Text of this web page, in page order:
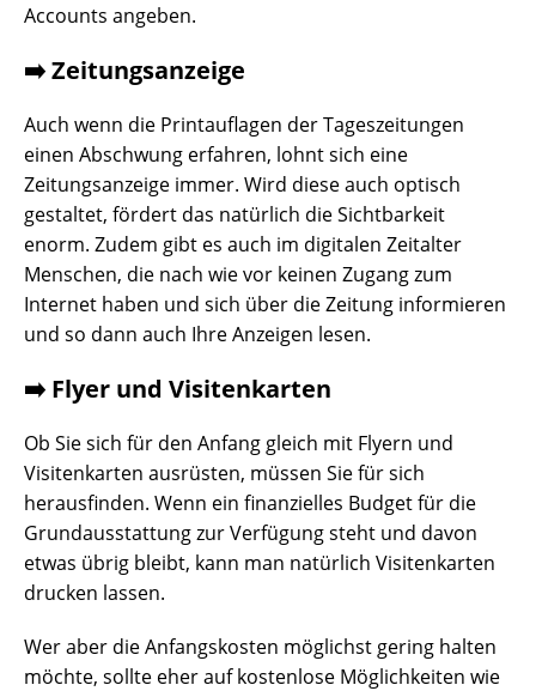
Accounts angeben.
➡️ Zeitungsanzeige
Auch wenn die Printauflagen der Tageszeitungen
einen Abschwung erfahren, lohnt sich eine
Zeitungsanzeige immer. Wird diese auch optisch
gestaltet, fördert das natürlich die Sichtbarkeit
enorm. Zudem gibt es auch im digitalen Zeitalter
Menschen, die nach wie vor keinen Zugang zum
Internet haben und sich über die Zeitung informieren
und so dann auch Ihre Anzeigen lesen.
➡️ Flyer und Visitenkarten
Ob Sie sich für den Anfang gleich mit Flyern und
Visitenkarten ausrüsten, müssen Sie für sich
herausfinden. Wenn ein finanzielles Budget für die
Grundausstattung zur Verfügung steht und davon
etwas übrig bleibt, kann man natürlich Visitenkarten
drucken lassen.
Wer aber die Anfangskosten möglichst gering halten
möchte, sollte eher auf kostenlose Möglichkeiten wie